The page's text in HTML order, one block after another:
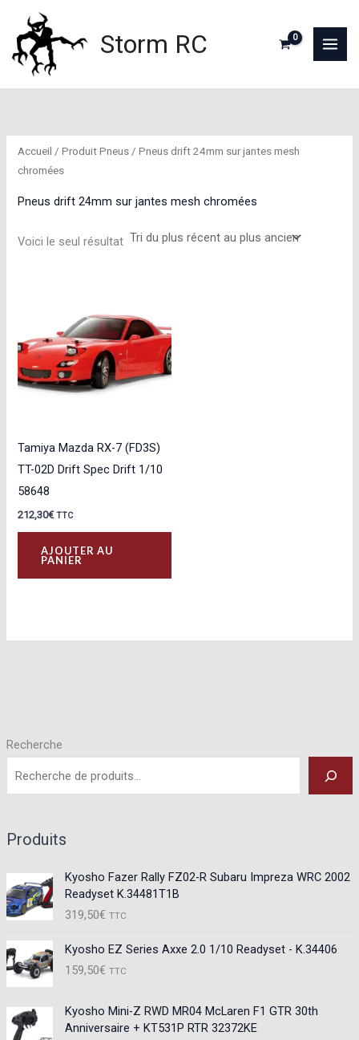
contenu
Storm RC
Recherche
Produits
Kyosho Fazer Rally FZ02-R Subaru Impreza WRC 2002
Readyset K.34481T1B
319,50€ TTC
Kyosho EZ Series Axxe 2.0 1/10 Readyset - K.34406
159,50€ TTC
Kyosho Mini-Z RWD MR04 McLaren F1 GTR 30th
Anniversaire + KT531P RTR 32372KE
Accueil / Produit Pneus / Pneus drift 24mm sur jantes mesh
chromées
Pneus drift 24mm sur jantes mesh chromées
Voici le seul résultat
Tamiya Mazda RX-7 (FD3S)
TT-02D Drift Spec Drift 1/10
58648
212,30€ TTC
AJOUTER AU
PANIER